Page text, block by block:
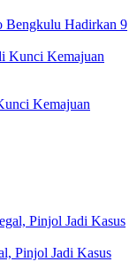
Bengkulu Hadirkan 9
Kemajuan
Pinjol Jadi Kasus